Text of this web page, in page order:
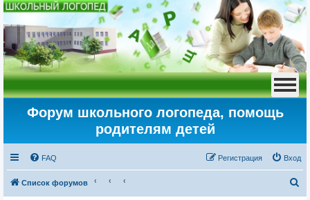
Форум школьного логопеда, помощь
родителям детей
FAQ Вход
Регистрация
Список форумов